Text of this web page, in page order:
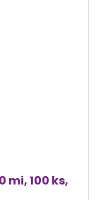
mi, 100 ks,